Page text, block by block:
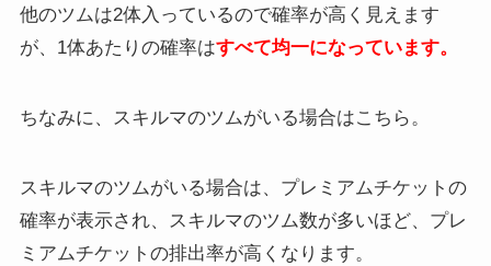
他のツムは2体入っているので確率が高く見えます
が、1体あたりの確率はすべて均一になっています。
ちなみに、スキルマのツムがいる場合はこちら。
スキルマのツムがいる場合は、プレミアムチケットの
確率が表示され、スキルマのツム数が多いほど、プレ
ミアムチケットの排出率が高くなります。